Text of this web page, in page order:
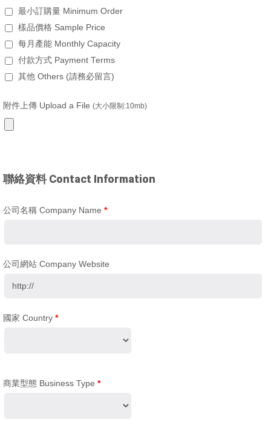
最小訂購量 Minimum Order
樣品價格 Sample Price
每月產能 Monthly Capacity
付款方式 Payment Terms
其他 Others (請務必留言)
附件上傳 Upload a File (大小限制:10mb)
聯絡資料 Contact Information
公司名稱 Company Name *
公司網站 Company Website
國家 Country *
商業型態 Business Type *